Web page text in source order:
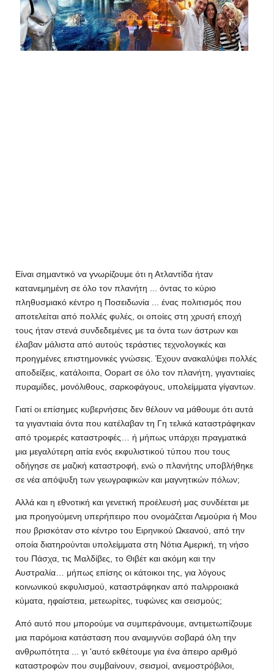
Είναι σημαντικό να γνωρίζουμε ότι η Ατλαντίδα ήταν
κατανεμημένη σε όλο τον πλανήτη ... όντας το κύριο
πληθυσμιακό κέντρο η Ποσειδωνία ... ένας πολιτισμός που
αποτελείται από πολλές φυλές, οι οποίες στη χρυσή εποχή
τους ήταν στενά συνδεδεμένες με τα όντα των άστρων και
έλαβαν μάλιστα από αυτούς τεράστιες τεχνολογικές και
προηγμένες επιστημονικές γνώσεις. Έχουν ανακαλύψει πολλές
αποδείξεις, κατάλοιπα, Oopart σε όλο τον πλανήτη, γιγαντιαίες
πυραμίδες, μονόλιθους, σαρκοφάγους, υπολείμματα γίγαντων.
Γιατί οι επίσημες κυβερνήσεις δεν θέλουν να μάθουμε ότι αυτά
τα γιγαντιαία όντα που κατέλαβαν τη Γη τελικά καταστράφηκαν
από τρομερές καταστροφές… ή μήπως υπάρχει πραγματικά
μια μεγαλύτερη αιτία ενός εκφυλιστικού τύπου που τους
οδήγησε σε μαζική καταστροφή, ενώ ο πλανήτης υποβλήθηκε
σε νέα απόψυξη των γεωγραφικών και μαγνητικών πόλων;
Αλλά και η εθνοτική και γενετική προέλευσή μας συνδέεται με
μια προηγούμενη υπερήπειρο που ονομάζεται Λεμούρια ή Mου
που βρισκόταν στο κέντρο του Ειρηνικού Ωκεανού, από την
οποία διατηρούνται υπολείμματα στη Νότια Αμερική, τη νήσο
του Πάσχα, τις Μαλδίβες, το Θιβέτ και ακόμη και την
Αυστραλία… μήπως επίσης οι κάτοικοι της, για λόγους
κοινωνικού εκφυλισμού, καταστράφηκαν από παλιρροιακά
κύματα, ηφαίστεια, μετεωρίτες, τυφώνες και σεισμούς;
Από αυτό που μπορούμε να συμπεράνουμε, αντιμετωπίζουμε
μια παρόμοια κατάσταση που αναμιγνύει σοβαρά όλη την
ανθρωπότητα ... γι 'αυτό εκθέτουμε για ένα άπειρο αριθμό
καταστροφών που συμβαίνουν, σεισμοί, ανεμοστρόβιλοι,